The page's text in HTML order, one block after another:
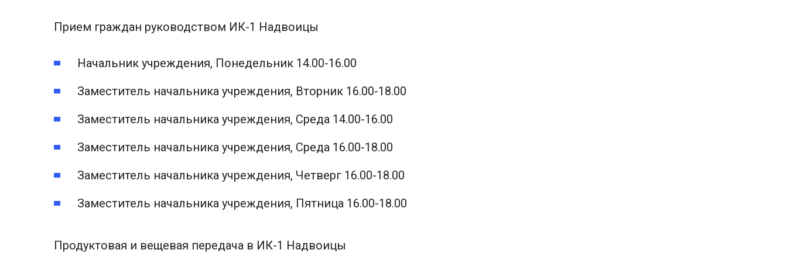
Прием граждан руководством ИК-1 Надвоицы
Начальник учреждения, Понедельник 14.00-16.00
Заместитель начальника учреждения, Вторник 16.00-18.00
Заместитель начальника учреждения, Среда 14.00-16.00
Заместитель начальника учреждения, Среда 16.00-18.00
Заместитель начальника учреждения, Четверг 16.00-18.00
Заместитель начальника учреждения, Пятница 16.00-18.00
Продуктовая и вещевая передача в ИК-1 Надвоицы